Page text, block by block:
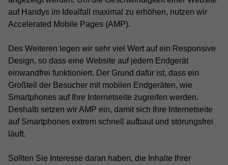
auf Handys im Idealfall maximal zu erhöhen, nutzen wir
Accelerated Mobile Pages (AMP).
Des Weiteren legen wir sehr viel Wert auf ein Responsive
Design, so dass eine Website auf jedem Endgerät
einwandfrei funktioniert. Der Grund dafür ist, dass ein
Großteil der Besucher mit mobilen Endgeräten, wie
Smartphones auf Ihre Internetseite zugreifen werden.
Deshalb setzen wir AMP ein, damit sich Ihre Internetseite
auf Smartphones extrem schnell aufbaut und störungsfrei
läuft.
Sollten Sie Interesse daran haben, die Inhalte Ihrer